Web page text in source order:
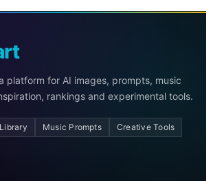
platform for AI images, prompts, music
rankings and experimental tools.
Music Prompts Creative Tools